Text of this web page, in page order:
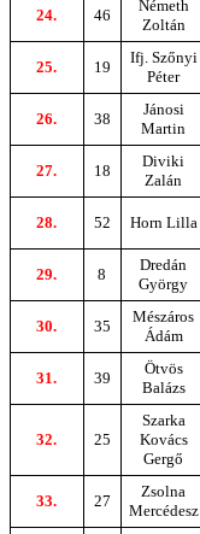
24. 46
Németh
Zoltán
25. 19
Ifj. Szőnyi
Péter
26. 38
Jánosi
Martin
27. 18
Diviki
Zalán
28. 52 Horn Lilla
29. 8
Dredán
György
30. 35
Mészáros
Ádám
31. 39
Ötvös
Balázs
32. 25
Szarka
Kovács
Gergő
33. 27
Zsolna
Mercédesz